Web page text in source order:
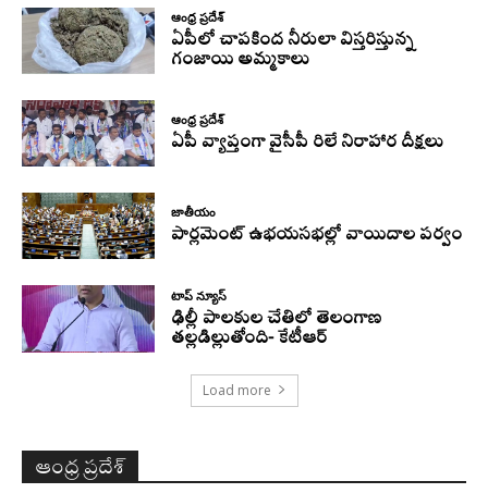
ఆంధ్ర ప్రదేశ్
ఏపీలో చాపకింద నీరులా విస్తరిస్తున్న
గంజాయి అమ్మకాలు
ఆంధ్ర ప్రదేశ్
ఏపీ వ్యాప్తంగా వైసీపీ రిలే నిరాహార దీక్షలు
జాతీయం
పార్లమెంట్ ఉభయసభల్లో వాయిదాల పర్వం
టాప్ న్యూస్
ఢిల్లీ పాలకుల చేతిలో తెలంగాణ
తల్లడిల్లుతోంది- కేటీఆర్
Load more
ఆంధ్ర ప్రదేశ్